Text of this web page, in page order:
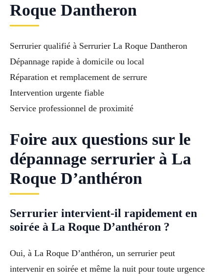
Roque Dantheron
Serrurier qualifié à Serrurier La Roque Dantheron
Dépannage rapide à domicile ou local
Réparation et remplacement de serrure
Intervention urgente fiable
Service professionnel de proximité
Foire aux questions sur le
dépannage serrurier à La
Roque D’anthéron
Serrurier intervient-il rapidement en
soirée à La Roque D’anthéron ?
Oui, à La Roque D’anthéron, un serrurier peut
intervenir en soirée et même la nuit pour toute urgence